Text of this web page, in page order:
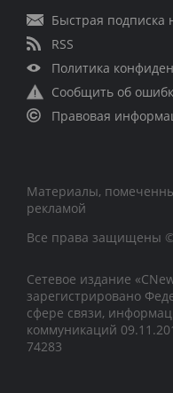
Быстрая подписка
RSS
Политика
Сообщить об
Правовая
Материалы,
рекламой
Все права защищены ©
Сетевое издание
зарегистрировано
сфере связи,
коммуникаций
74283